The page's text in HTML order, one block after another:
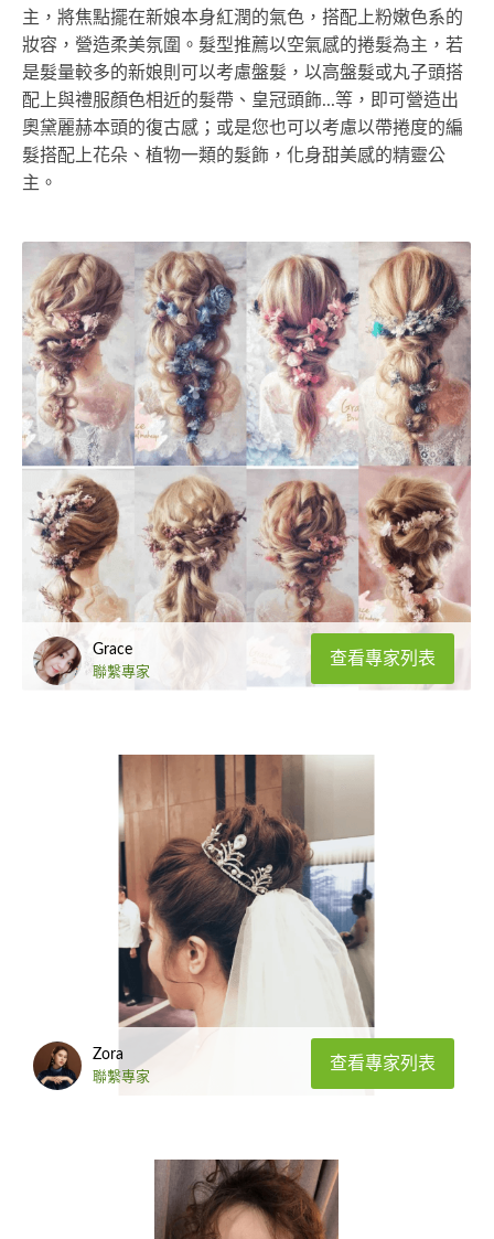
主，將焦點擺在新娘本身紅潤的氣色，搭配上粉嫩色系的
妝容，營造柔美氛圍。髮型推薦以空氣感的捲髮為主，若
是髮量較多的新娘則可以考慮盤髮，以高盤髮或丸子頭搭
配上與禮服顏色相近的髮帶、皇冠頭飾...等，即可營造出
奧黛麗赫本頭的復古感；或是您也可以考慮以帶捲度的編
髮搭配上花朵、植物一類的髮飾，化身甜美感的精靈公
主。
Grace
聯繫專家
查看專家列表
Zora
聯繫專家
查看專家列表